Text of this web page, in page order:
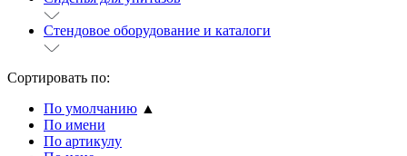
Стендовое оборудование и каталоги
Сортировать по:
По умолчанию ▲
По имени
По артикулу